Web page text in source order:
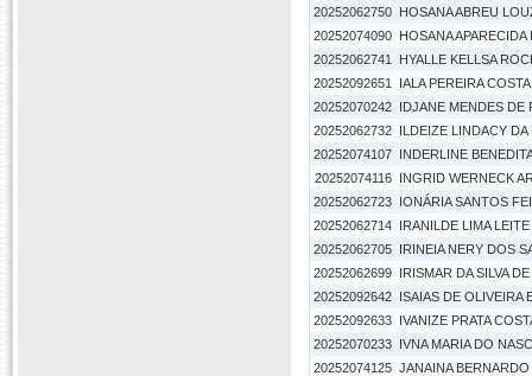
20252062750 HOSANA ABREU
20252074090 HOSANA
20252062741
HYALLE KELLSA
20252092651
IALA PEREIRA COSTA
20252070242 IDJANE MENDES DE
20252062732 ILDEIZE LINDACY DA
20252074107 INDERLINE
20252074116
INGRID WERNECK
20252062723 IONÁRIA SANTOS
20252062714 IRANILDE LIMA LEITE
20252062705 IRINEIA NERY DOS
20252062699 IRISMAR DA SILVA
20252092642 ISAIAS DE OLIVEIRA
20252092633 IVANIZE PRATA
20252070233 IVNA MARIA DO
20252074125 JANAINA